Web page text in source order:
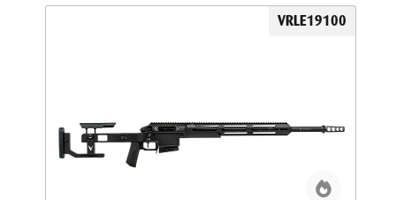
VRLE19100